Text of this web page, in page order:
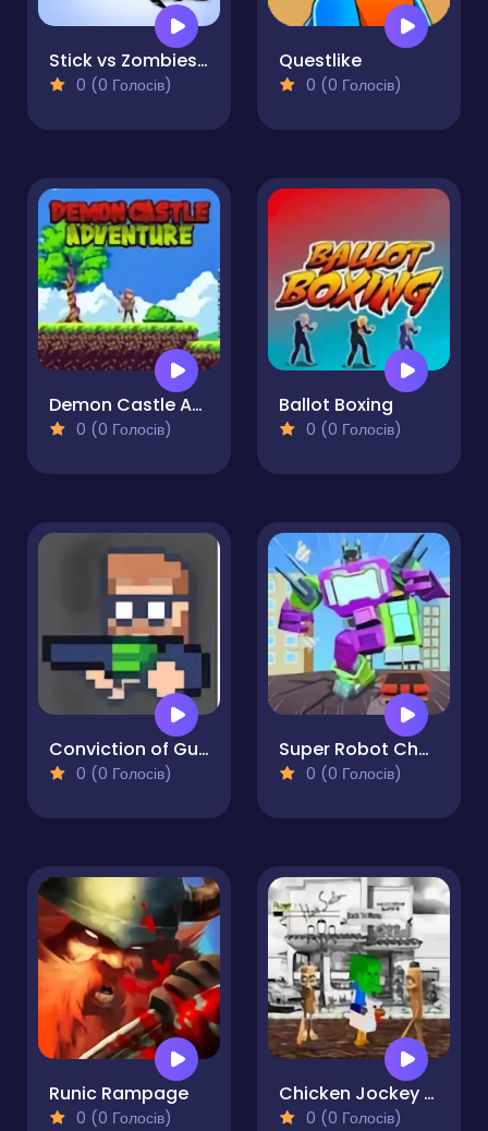
Stick vs Zombies - Epic Battle
0 (0 Голосів)
Questlike
0 (0 Голосів)
Demon Castle Adventure
0 (0 Голосів)
Ballot Boxing
0 (0 Голосів)
Conviction of Gun Dude
0 (0 Голосів)
Super Robot Chogokin
0 (0 Голосів)
Runic Rampage
0 (0 Голосів)
Chicken Jockey Tung Tung Sahur Fight
0 (0 Голосів)